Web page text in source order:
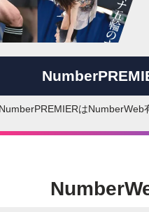
はNumberWeb